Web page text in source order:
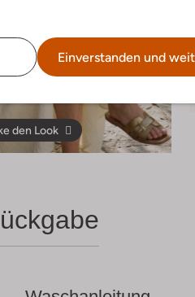
Einverstanden und
den Look